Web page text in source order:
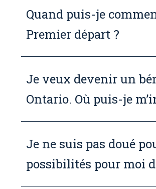
Quand puis-je
Premier départ ?
Je veux devenir un
Ontario. Où puis-je
Je ne suis pas doué
possibilités pour moi